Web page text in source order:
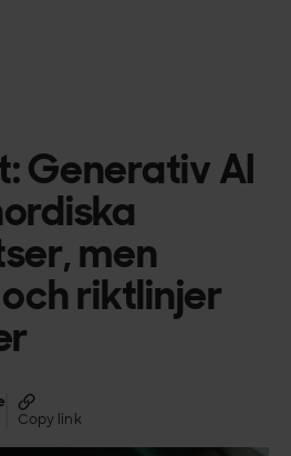
Generativ AI
men
riktlinjer
Copy link